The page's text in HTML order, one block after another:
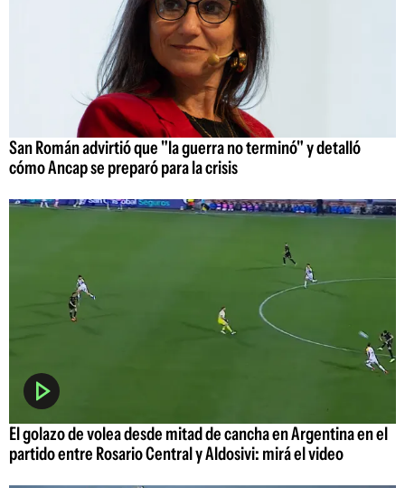
San Román advirtió que "la guerra no terminó" y detalló
cómo Ancap se preparó para la crisis
El golazo de volea desde mitad de cancha en Argentina en el
partido entre Rosario Central y Aldosivi: mirá el video